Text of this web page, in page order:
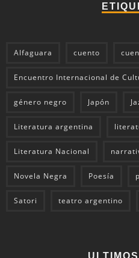
Alfaguara cuento
Encuentro Internacional de
género negro Japón
Literatura argentina
Literatura Nacional
Novela Negra Poesía
Satori teatro argentino